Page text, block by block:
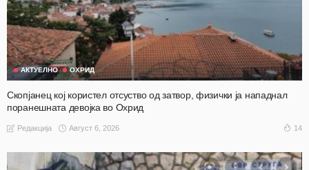
АКТУЕЛНО ОХРИД
Скопјанец кој користел отсуство од затвор, физички ја нападнал
поранешната девојка во Охрид
Редакција Август 6, 2026 14